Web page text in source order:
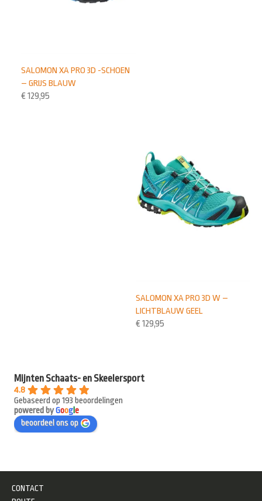
SALOMON XA PRO 3D -SCHOEN
– GRIJS BLAUW
€ 129,95
SALOMON XA PRO 3D W –
LICHTBLAUW GEEL
€ 129,95
Mijnten Schaats- en Skeelersport
4.8
Gebaseerd op 193 beoordelingen
powered byGooge
beoordeel ons op
CONTACT